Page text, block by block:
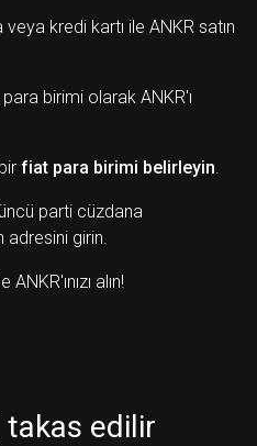
kredi kartı ile ANKR satın
birimi olarak ANKR'ı
fiat para birimi belirleyin.
parti cüzdana
adresini girin.
ANKR'ınızı alın!
takas edilir